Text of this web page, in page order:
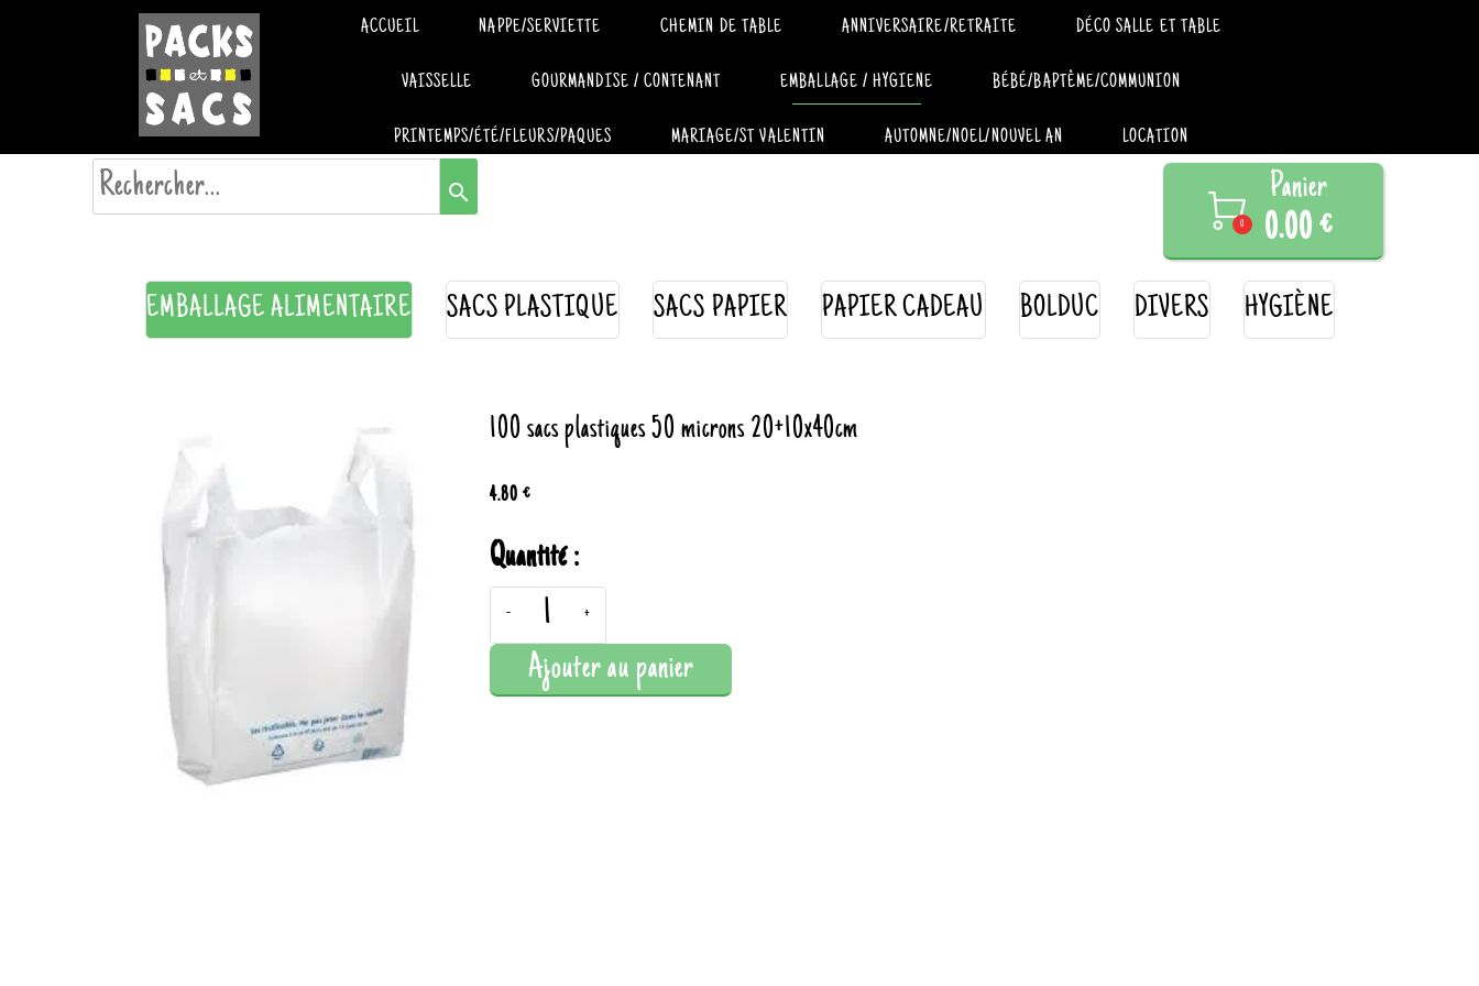
ACCUEIL NAPPE/SERVIETTE CHEMIN DE TABLE ANNIVERSAIRE/RETRAITE DÉCO SALLE ET TABLE
VAISSELLE GOURMANDISE / CONTENANT EMBALLAGE / HYGIENE BÉBÉ/BAPTÊME/COMMUNION
PRINTEMPS/ÉTÉ/FLEURS/PAQUES MARIAGE/ST VALENTIN AUTOMNE/NOEL/NOUVEL AN LOCATION
search 
0
Panier
0.00 €
EMBALLAGE ALIMENTAIRE SACS PLASTIQUE SACS PAPIER PAPIER CADEAU BOLDUC DIVERS HYGIÈNE
100 sacs plastiques 50 microns 20+10x40cm
4.80 €
Quantité :
- +
Ajouter au panier